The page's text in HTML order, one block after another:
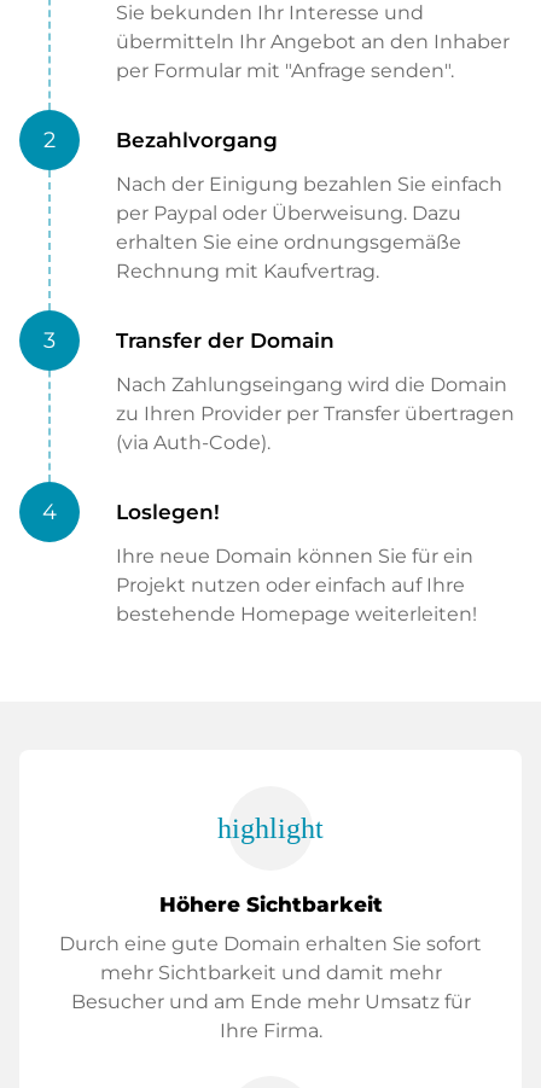
Sie bekunden Ihr Interesse und
übermitteln Ihr Angebot an den Inhaber
per Formular mit "Anfrage senden".
2 Bezahlvorgang
Nach der Einigung bezahlen Sie einfach
per Paypal oder Überweisung. Dazu
erhalten Sie eine ordnungsgemäße
Rechnung mit Kaufvertrag.
3 Transfer der Domain
Nach Zahlungseingang wird die Domain
zu Ihren Provider per Transfer übertragen
(via Auth-Code).
4 Loslegen!
Ihre neue Domain können Sie für ein
Projekt nutzen oder einfach auf Ihre
bestehende Homepage weiterleiten!
highlight
Höhere Sichtbarkeit
Durch eine gute Domain erhalten Sie sofort
mehr Sichtbarkeit und damit mehr
Besucher und am Ende mehr Umsatz für
Ihre Firma.